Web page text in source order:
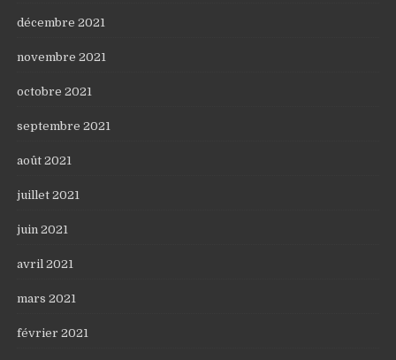
décembre 2021
novembre 2021
octobre 2021
septembre 2021
août 2021
juillet 2021
juin 2021
avril 2021
mars 2021
février 2021